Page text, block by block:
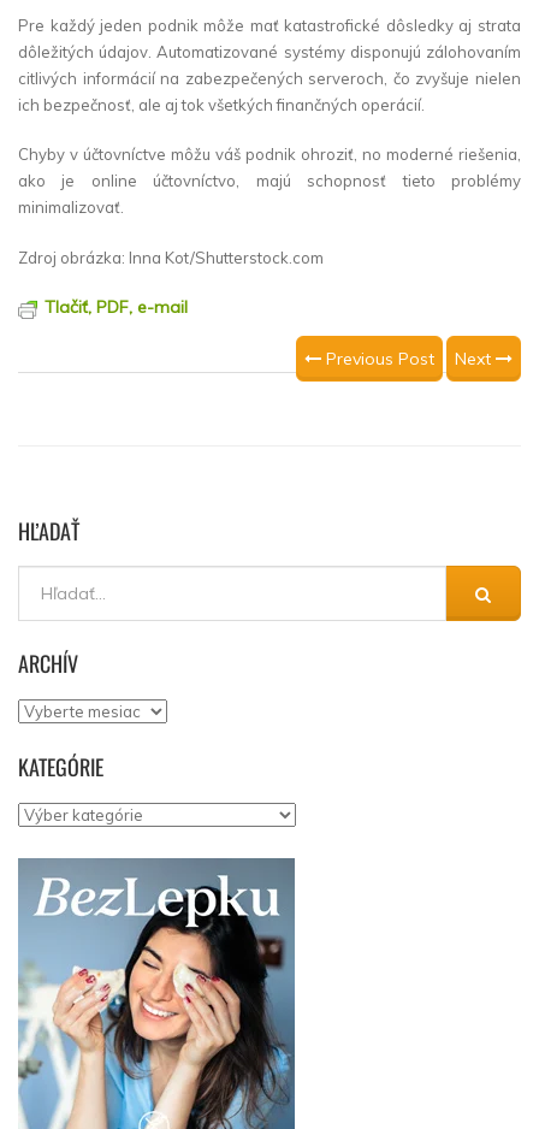
Pre každý jeden podnik môže mať katastrofické dôsledky aj strata
dôležitých údajov. Automatizované systémy disponujú zálohovaním
citlivých informácií na zabezpečených serveroch, čo zvyšuje nielen
ich bezpečnosť, ale aj tok všetkých finančných operácií.
Chyby v účtovníctve môžu váš podnik ohroziť, no moderné riešenia,
ako je online účtovníctvo, majú schopnosť tieto problémy
minimalizovať.
Zdroj obrázka: Inna Kot/Shutterstock.com
Tlačiť, PDF, e-mail
Previous Post Next
HĽADAŤ
ARCHÍV
Archív
KATEGÓRIE
Kategórie